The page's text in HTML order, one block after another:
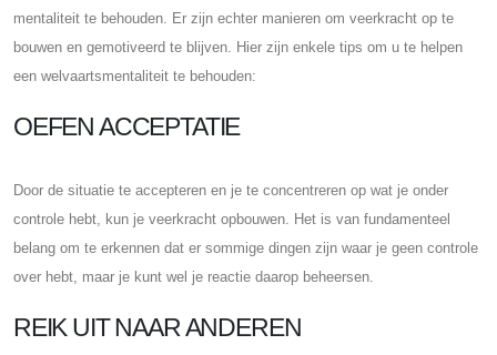
mentaliteit te behouden. Er zijn echter manieren om veerkracht op te
bouwen en gemotiveerd te blijven. Hier zijn enkele tips om u te helpen
een welvaartsmentaliteit te behouden:
OEFEN ACCEPTATIE
Door de situatie te accepteren en je te concentreren op wat je onder
controle hebt, kun je veerkracht opbouwen. Het is van fundamenteel
belang om te erkennen dat er sommige dingen zijn waar je geen controle
over hebt, maar je kunt wel je reactie daarop beheersen.
REIK UIT NAAR ANDEREN